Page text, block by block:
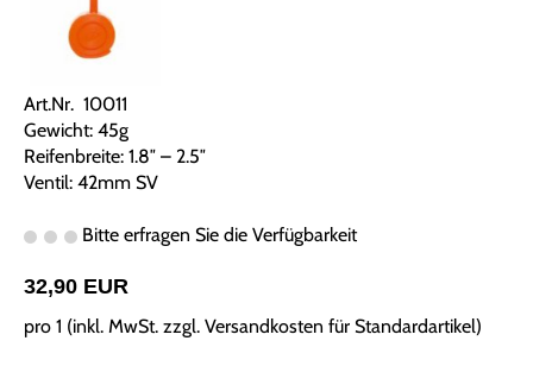
Art.Nr. 10011
Gewicht: 45g
Reifenbreite: 1.8″ – 2.5″
Ventil: 42mm SV
Bitte erfragen Sie die Verfügbarkeit
32,90 EUR
pro 1 (inkl. MwSt. zzgl. Versandkosten für Standardartikel)